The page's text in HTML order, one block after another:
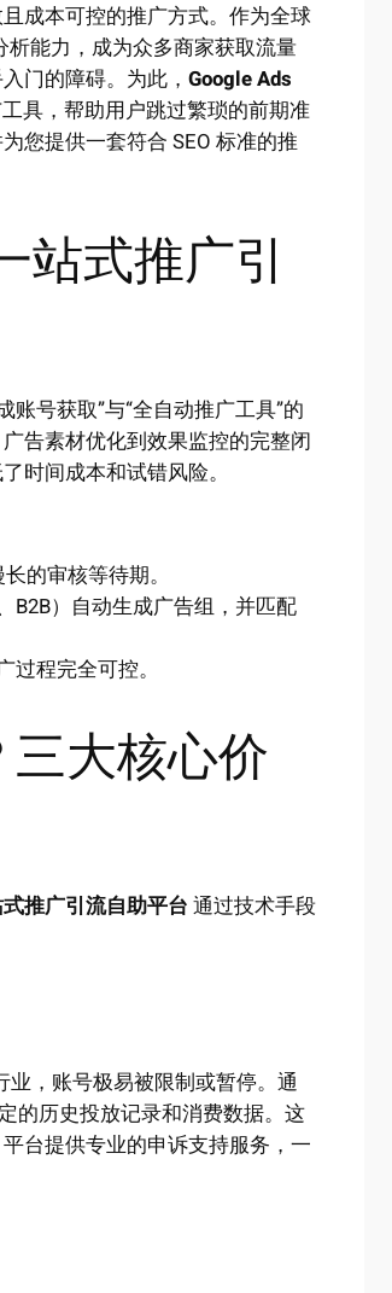
成本可控的推广方式。作为全球
能力，成为众多商家获取流量
门的障碍。为此， Google Ads
具，帮助用户跳过繁琐的前期准
您提供一套符合 SEO 标准的推
站式推广引
账号获取”与“全自动推广工具”的
告素材优化到效果监控的完整闭
时间成本和试错风险。
的审核等待期。
B2B）自动生成广告组，并匹配
程完全可控。
大核心价
推广引流自助平台通过技术手段
，账号极易被限制或暂停。通
的历史投放记录和消费数据。这
台提供专业的申诉支持服务，一